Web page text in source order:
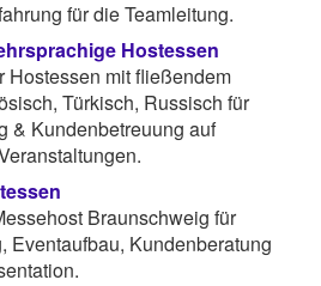
für die Teamleitung.
Hostessen
Hostessen mit fließendem
Türkisch, Russisch für
& Kundenbetreuung auf
Braunschweig für
Eventaufbau, Kundenberatung